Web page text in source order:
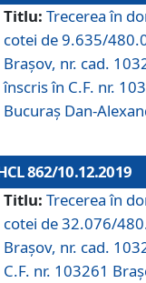
Titlu: Trecerea în
cotei de 9.635/
Brașov, nr. cad.
înscris în C.F. nr.
Bucuraș Dan-
862/10.12.2019
Titlu: Trecerea în
cotei de 32.076/
Brașov, nr. cad.
C.F. nr. 103261